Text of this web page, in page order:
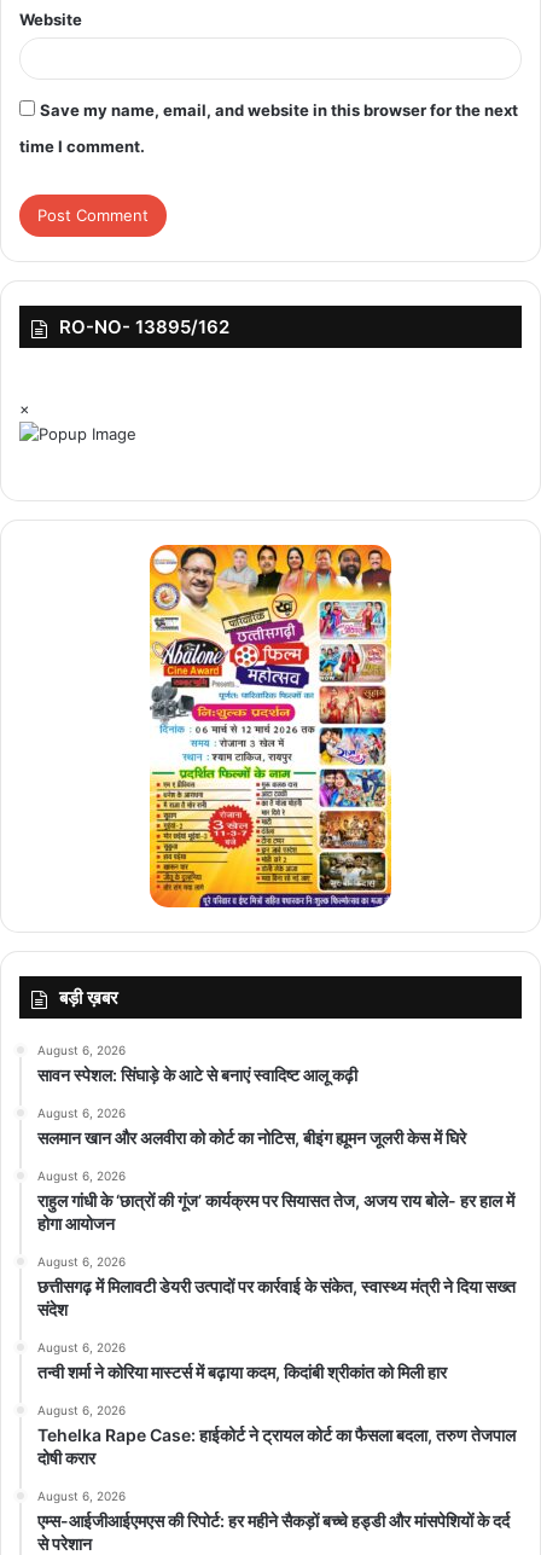
Website
Save my name, email, and website in this browser for the next
time I comment.
RO-NO- 13895/162
×
बड़ी ख़बर
August 6, 2026
सावन स्पेशल: सिंघाड़े के आटे से बनाएं स्वादिष्ट आलू कढ़ी
August 6, 2026
सलमान खान और अलवीरा को कोर्ट का नोटिस, बीइंग ह्यूमन जूलरी केस में घिरे
August 6, 2026
राहुल गांधी के ‘छात्रों की गूंज’ कार्यक्रम पर सियासत तेज, अजय राय बोले- हर हाल में
होगा आयोजन
August 6, 2026
छत्तीसगढ़ में मिलावटी डेयरी उत्पादों पर कार्रवाई के संकेत, स्वास्थ्य मंत्री ने दिया सख्त
संदेश
August 6, 2026
तन्वी शर्मा ने कोरिया मास्टर्स में बढ़ाया कदम, किदांबी श्रीकांत को मिली हार
August 6, 2026
Tehelka Rape Case: हाईकोर्ट ने ट्रायल कोर्ट का फैसला बदला, तरुण तेजपाल
दोषी करार
August 6, 2026
एम्स-आईजीआईएमएस की रिपोर्ट: हर महीने सैकड़ों बच्चे हड्डी और मांसपेशियों के दर्द
से परेशान